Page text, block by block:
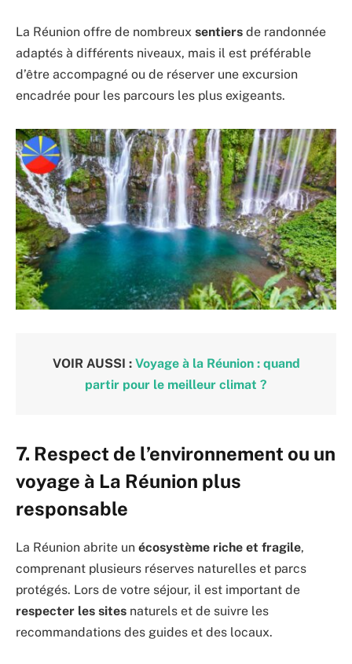
La Réunion offre de nombreux sentiers de randonnée
adaptés à différents niveaux, mais il est préférable
d’être accompagné ou de réserver une excursion
encadrée pour les parcours les plus exigeants.
VOIR AUSSI : Voyage à la Réunion : quand
partir pour le meilleur climat ?
7. Respect de l’environnement ou un
voyage à La Réunion plus
responsable
La Réunion abrite un écosystème riche et fragile,
comprenant plusieurs réserves naturelles et parcs
protégés. Lors de votre séjour, il est important de
respecter les sites naturels et de suivre les
recommandations des guides et des locaux.